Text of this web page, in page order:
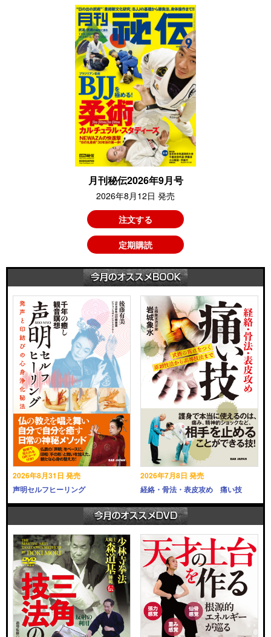
月刊秘伝2026年9月号
2026年8月12日 発売
注文する
定期購読
2026年8月31日 発売
声明セルフヒーリング
2026年7月8日 発売
経絡・骨法・表皮攻め 痛い技